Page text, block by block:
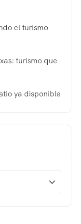
el turismo
turismo que
ya disponible